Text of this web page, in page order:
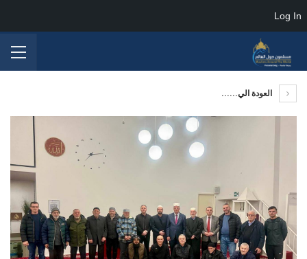
العودة الي......
Log In